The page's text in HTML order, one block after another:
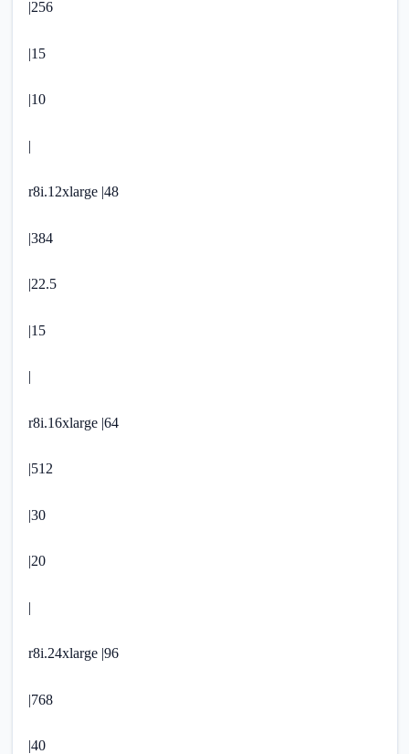
|256
|15
|10
|
r8i.12xlarge |48
|384
|22.5
|15
|
r8i.16xlarge |64
|512
|30
|20
|
r8i.24xlarge |96
|768
|40